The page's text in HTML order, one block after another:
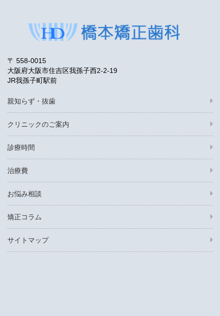
〒 558-0015
大阪府大阪市住吉区我孫子西2-2-19
JR我孫子町駅前
親知らず・抜歯
クリニックのご案内
診療時間
治療費
お悩み相談
矯正コラム
サイトマップ